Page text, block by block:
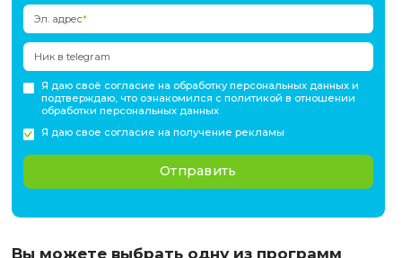
Подать заявку на